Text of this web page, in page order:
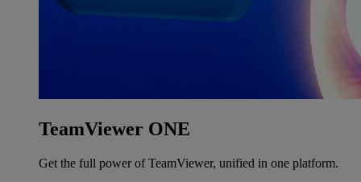
TeamViewer ONE
Get the full power of TeamViewer, unified in one platform.